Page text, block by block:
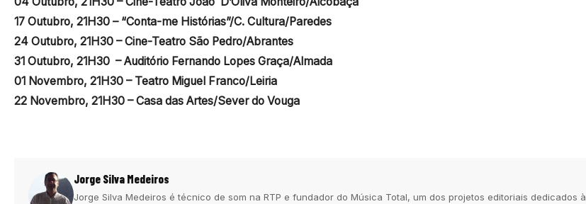
17 Outubro, 21H30 – “Conta-me Histórias”/C. Cultura/Paredes
24 Outubro, 21H30 – Cine-Teatro São Pedro/Abrantes
31 Outubro, 21H30 – Auditório Fernando Lopes Graça/Almada
01 Novembro, 21H30 – Teatro Miguel Franco/Leiria
22 Novembro, 21H30 – Casa das Artes/Sever do Vouga
Jorge Silva Medeiros
Jorge Silva Medeiros é técnico de som na RTP e fundador do Música Total, um dos projetos editoriais dedicados à